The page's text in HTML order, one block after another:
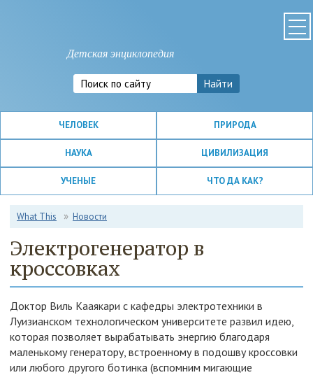
Детская энциклопедия
ЧЕЛОВЕК ПРИРОДА
НАУКА ЦИВИЛИЗАЦИЯ
УЧЕНЫЕ ЧТО ДА КАК?
What This Новости
Электрогенератор в
кроссовках
Доктор Виль Кааякари с кафедры электротехники в
Луизианском технологическом университете развил идею,
которая позволяет вырабатывать энергию благодаря
маленькому генератору, встроенному в подошву кроссовки
или любого другого ботинка (вспомним мигающие